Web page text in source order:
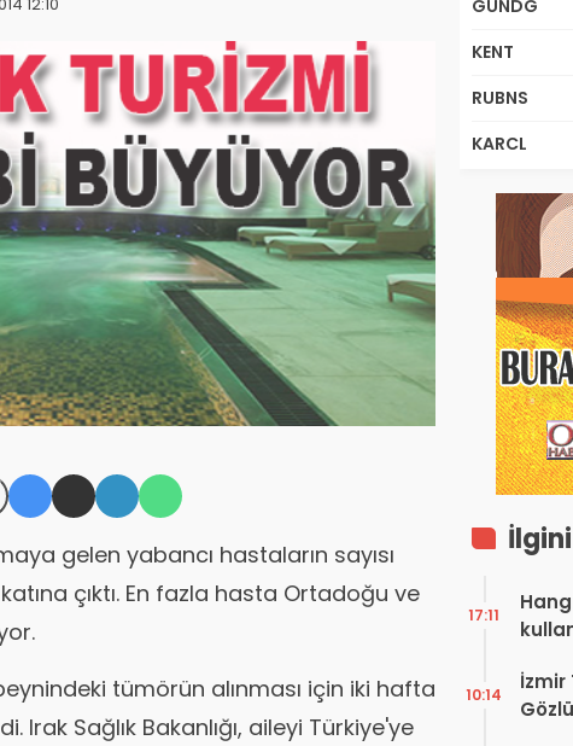
gelen yabancı hastaların sayısı
çıktı. En fazla hasta Ortadoğu ve
tümörün alınması için iki hafta
Irak Sağlık Bakanlığı, aileyi Türkiye'ye
GUNDG
KENT
RUBNS
KARCL
17:11
İzmir
10:14